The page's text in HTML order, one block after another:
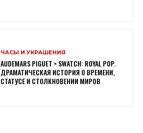
ЧАСЫ И УКРАШЕНИЯ
AUDEMARS PIGUET × SWATCH: ROYAL POP.
ДРАМАТИЧЕСКАЯ ИСТОРИЯ О ВРЕМЕНИ,
СТАТУСЕ И СТОЛКНОВЕНИИ МИРОВ